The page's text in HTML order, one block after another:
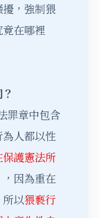
，強制猥
在哪裡
罪章中包含
人都以性
護憲法所
，因為重在
所以猥褻行